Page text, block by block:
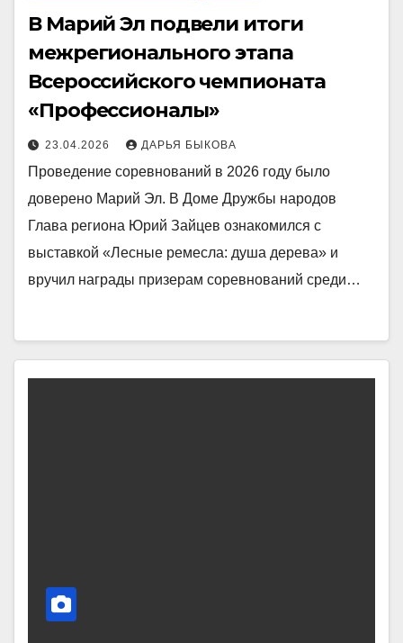
В Марий Эл подвели итоги
межрегионального этапа
Всероссийского чемпионата
«Профессионалы»
23.04.2026 ДАРЬЯ БЫКОВА
Проведение соревнований в 2026 году было
доверено Марий Эл. В Доме Дружбы народов
Глава региона Юрий Зайцев ознакомился с
выставкой «Лесные ремесла: душа дерева» и
вручил награды призерам соревнований среди…